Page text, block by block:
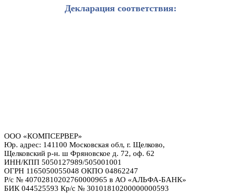
Декларация соответствия:
ООО «КОМПСЕРВЕР»
Юр. адрес: 141100 Московская обл, г. Щелково,
Щелковский р-н. ш Фряновское д. 72, оф. 62
ИНН/КПП 5050127989/505001001
ОГРН 1165050055048 ОКПО 04862247
Р/с № 40702810202760000965 в АО «АЛЬФА-БАНК»
БИК 044525593 Кр/с № 30101810200000000593